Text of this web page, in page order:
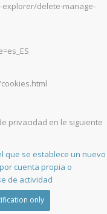
delete-manage-
privacidad en le siguiente
que se establece un nuevo
cuenta propia o
de actividad
only